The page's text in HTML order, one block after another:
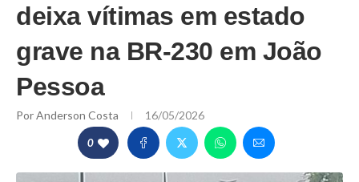
deixa vítimas em estado
grave na BR-230 em João
Pessoa
PorAnderson Costa 16/05/2026
0